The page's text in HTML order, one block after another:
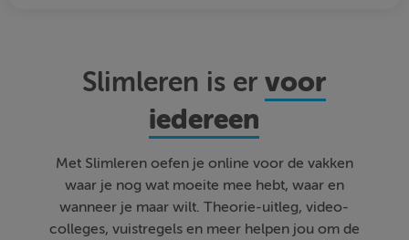
Slimleren is ervoor
iedereen
Met Slimleren oefen je online voor de vakken
waar je nog wat moeite mee hebt, waar en
wanneer je maar wilt. Theorie-uitleg, video-
colleges, vuistregels en meer helpen jou om de